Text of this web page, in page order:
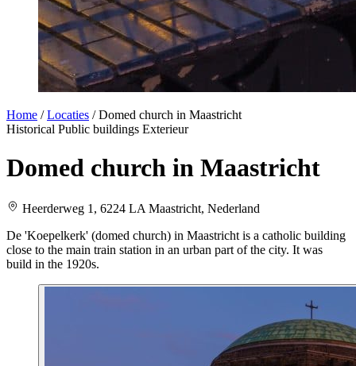
Home / Locaties / Domed church in Maastricht
Historical Public buildings Exterieur
Domed church in Maastricht
Heerderweg 1, 6224 LA Maastricht, Nederland
De 'Koepelkerk' (domed church) in Maastricht is a catholic building
close to the main train station in an urban part of the city. It was
build in the 1920s.